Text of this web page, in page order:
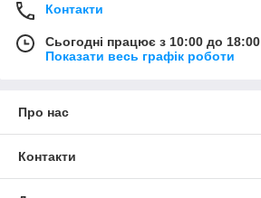
Контакти
Сьогодні працює з 10:00 до 18:00
Показати весь графік роботи
Про нас
Контакти